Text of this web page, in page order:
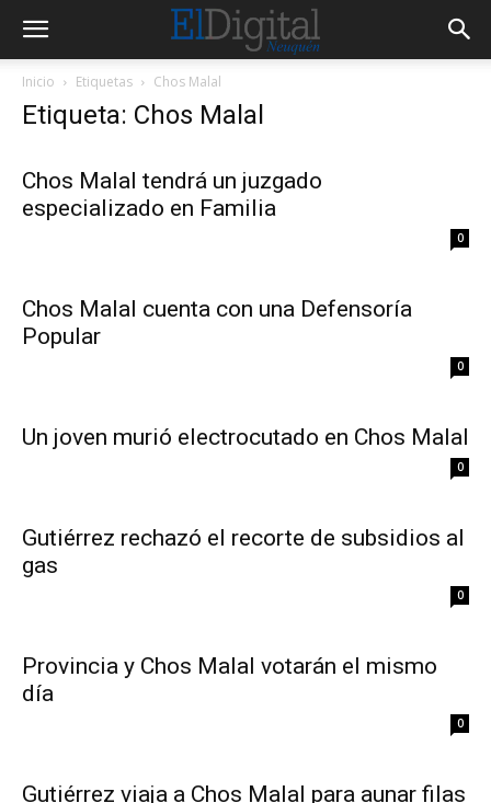
Inicio Etiquetas Chos Malal
Etiqueta: Chos Malal
Chos Malal tendrá un juzgado
especializado en Familia
0
Chos Malal cuenta con una Defensoría
Popular
0
Un joven murió electrocutado en Chos Malal
0
Gutiérrez rechazó el recorte de subsidios al
gas
0
Provincia y Chos Malal votarán el mismo
día
0
Gutiérrez viaja a Chos Malal para aunar filas